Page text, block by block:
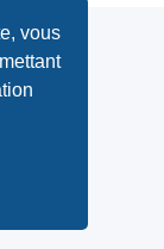
vous